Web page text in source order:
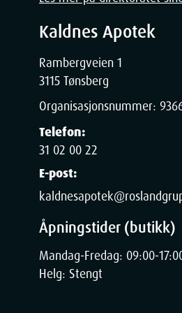
hydroxyhydrocinnamate,
sorbate, sorbic acid, parfum.
Kaldnes Apotek
Rambergveien 1
3115 Tønsberg
Organisasjonsnummer:
Telefon:
31 02 00 22
E-post:
Åpningstider (butikk)
Mandag-Fredag: 09:00-
Helg: Stengt